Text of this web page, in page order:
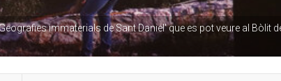
immaterials de Sant Daniel' que es pot veure al Bòlit